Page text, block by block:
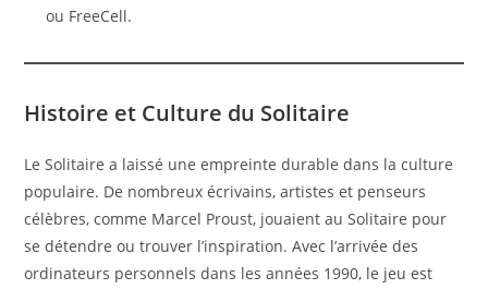
ou FreeCell.
Histoire et Culture du Solitaire
Le Solitaire a laissé une empreinte durable dans la culture
populaire. De nombreux écrivains, artistes et penseurs
célèbres, comme Marcel Proust, jouaient au Solitaire pour
se détendre ou trouver l’inspiration. Avec l’arrivée des
ordinateurs personnels dans les années 1990, le jeu est